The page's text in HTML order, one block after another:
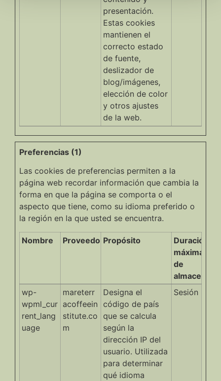
presentación.
Estas cookies
mantienen el
correcto estado
de fuente,
deslizador de
blog/imágenes,
elección de color
y otros ajustes
de la web.
Preferencias (1)
Las cookies de preferencias permiten a la
página web recordar información que cambia la
forma en que la página se comporta o el
aspecto que tiene, como su idioma preferido o
la región en la que usted se encuentra.
Nombre Proveedor Propósito
Duración
máxima
de
wp-
wpml_cur
rent_lang
uage
mareterr
acoffeein
stitute.co
m
Designa el
código de país
que se calcula
según la
dirección IP del
usuario. Utilizada
para determinar
qué idioma
Sesión